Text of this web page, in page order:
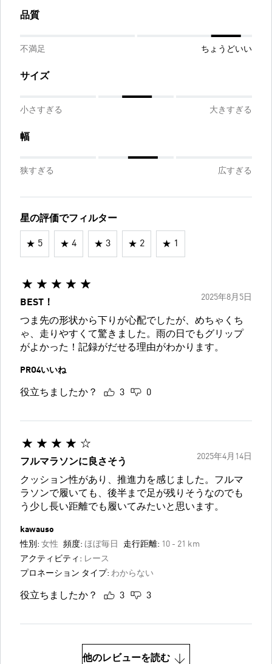
品質
不満足 ちょうどいい
サイズ
小さすぎる 大きすぎる
幅
狭すぎる 広すぎる
星の評価でフィルター
5 4 3 2 1
2025年8月5日
BEST！
つま先の形状から下りが心配でしたが、めちゃくち
ゃ、走りやすくて驚きました。雨の日でもグリップ
がよかった！記録がだせる理由がわかります。
PRO4いいね
役立ちましたか？ 3 0
2025年4月14日
フルマラソンに良さそう
クッション性があり、推進力を感じました。フルマ
ラソンで履いても、後半まで足が残りそうなのでも
う少し長い距離でも履いてみたいと思います。
kawauso
性別: 女性 頻度: ほぼ毎日 走行距離: 10 - 21 km
アクティビティ: レース
プロネーション タイプ: わからない
役立ちましたか？ 3 3
他のレビューを読む